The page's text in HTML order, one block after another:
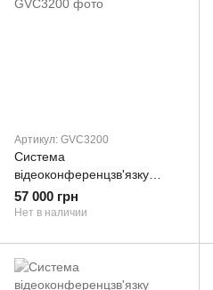
Артикул: GVC3200
Система
відеоконференцзв'язку
Grandstream GVC3200
57 000 грн
Нет в наличии